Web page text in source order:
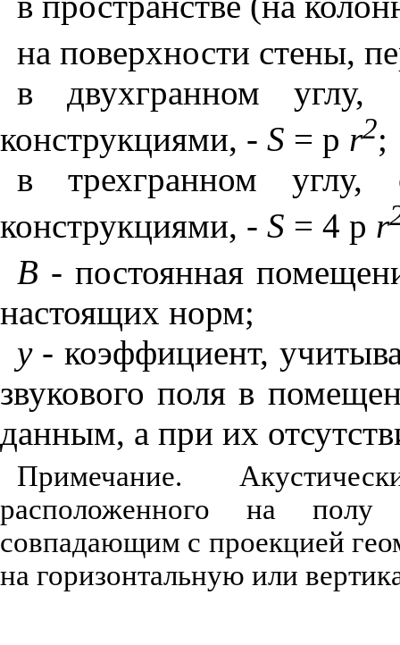
на поверхности стены,
в двухгранном углу,
конструкциями, - S = p r2;
в трехгранном углу,
конструкциями, - S = 4 p r
В - постоянная
настоящих норм;
y- коэффициент,
звукового поля в
данным, а при их
Примечание.
расположенного на
совпадающим с проекцией
на горизонтальную или